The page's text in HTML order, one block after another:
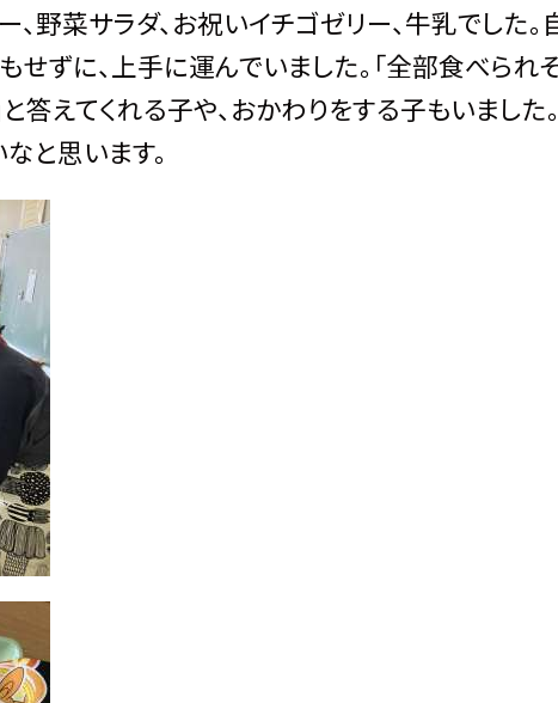
野菜サラダ、お祝いイチゴゼリー、牛乳でした
せずに、上手に運んでいました。「全部食べられそ
と答えてくれる子や、おかわりをする子もいました
と思います。